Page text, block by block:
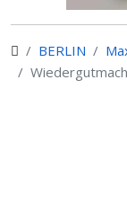
BERLIN